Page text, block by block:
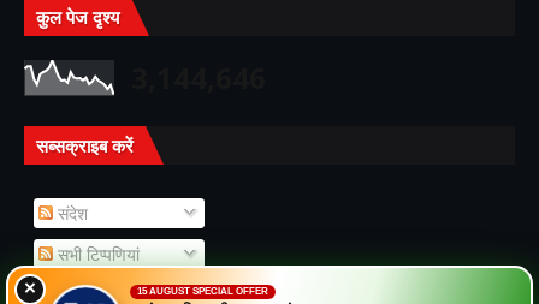
× 15 AUGUST SPECIAL OFFER
कुल पेज दृश्य
सब्सक्राइब करें
संदेश
सभी टिप्पणियां